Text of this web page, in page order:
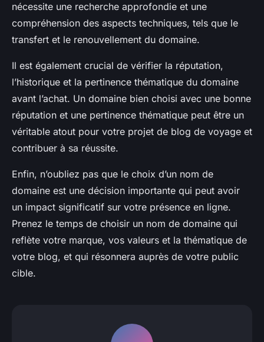
nécessite une recherche approfondie et une
compréhension des aspects techniques, tels que le
transfert et le renouvellement du domaine.
Il est également crucial de vérifier la réputation,
l’historique et la pertinence thématique du domaine
avant l’achat. Un domaine bien choisi avec une bonne
réputation et une pertinence thématique peut être un
véritable atout pour votre projet de blog de voyage et
contribuer à sa réussite.
Enfin, n’oubliez pas que le choix d’un nom de
domaine est une décision importante qui peut avoir
un impact significatif sur votre présence en ligne.
Prenez le temps de choisir un nom de domaine qui
reflète votre marque, vos valeurs et la thématique de
votre blog, et qui résonnera auprès de votre public
cible.